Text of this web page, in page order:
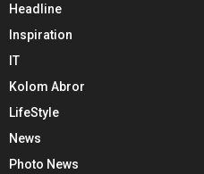
Headline
Inspiration
IT
Kolom Abror
LifeStyle
News
Photo News